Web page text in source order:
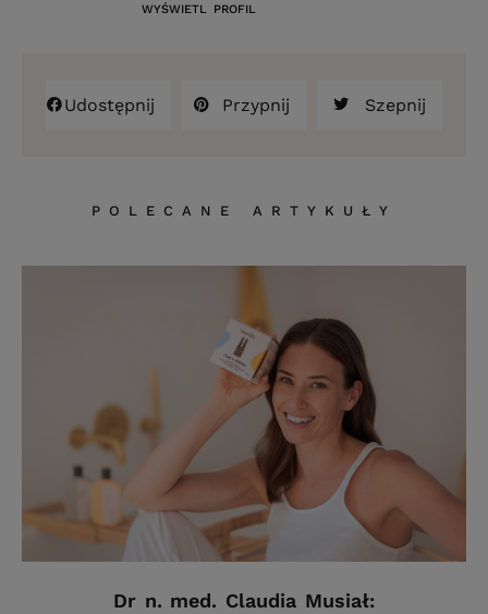
WYŚWIETL PROFIL
Udostępnij Przypnij Szepnij
POLECANE ARTYKUŁY
Dr n. med. Claudia Musiał: